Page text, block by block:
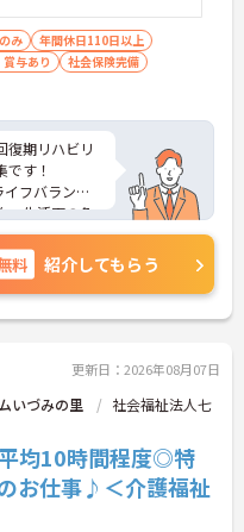
み
年間休日110日以上
与あり
社会保険完備
復期リハビリ
す！
フバランス
、生活面の負
ただけます♪
通勤らくら
策ポイントな
でお気軽にご
料 紹介してもらう
更新日：2026年08月07日
いづみの里
社会福祉法人七
平均10時間程度◎特
お仕事♪＜介護福祉